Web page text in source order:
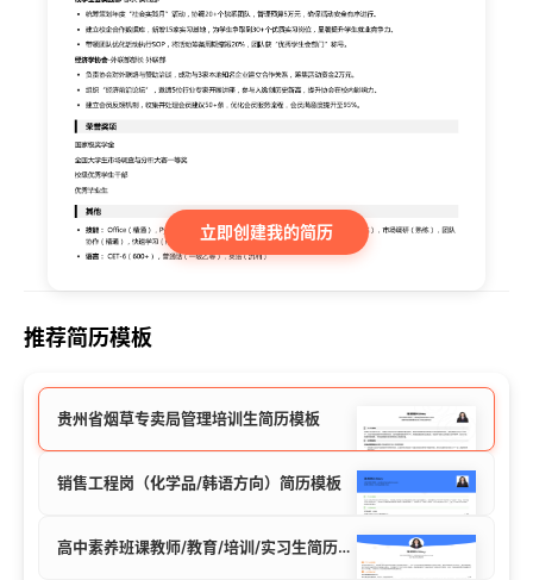
立即创建我的简历
推荐简历模板
贵州省烟草专卖局管理培训生简历模板
销售工程岗（化学品/韩语方向）简历模板
高中素养班课教师/教育/培训/实习生简历模板